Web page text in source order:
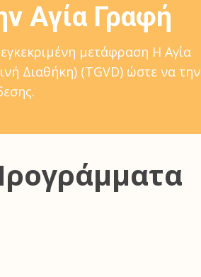
Αγία Γραφή
μετάφραση Η Αγία
Διαθήκη) (TGVD) ώστε να την